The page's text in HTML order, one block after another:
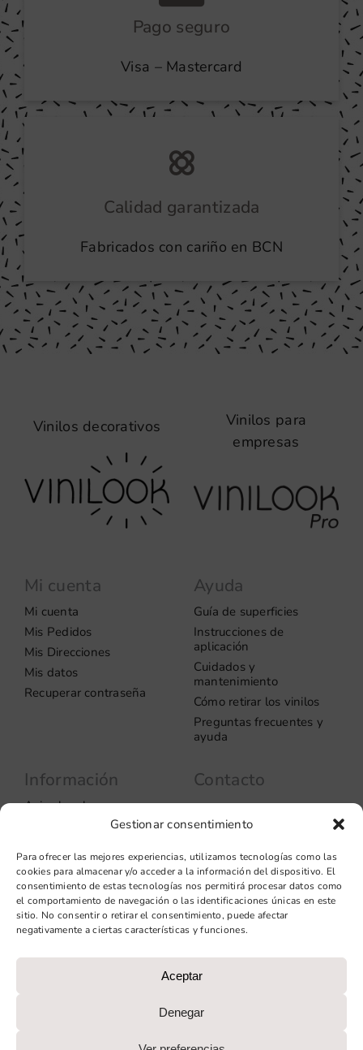
Gestionar consentimiento
Para ofrecer las mejores experiencias, utilizamos tecnologías como las
cookies para almacenar y/o acceder a la información del dispositivo. El
consentimiento de estas tecnologías nos permitirá procesar datos como
el comportamiento de navegación o las identificaciones únicas en este
sitio. No consentir o retirar el consentimiento, puede afectar
negativamente a ciertas características y funciones.
Aceptar
Denegar
Pago seguro
Visa – Mastercard
Calidad garantizada
Fabricados con cariño en BCN
Vinilos decorativos
Mi cuenta
Mi cuenta
Mis Pedidos
Mis Direcciones
Mis datos
Recuperar contraseña
Ayuda
Guía de superficies
Instrucciones de
aplicación
Cuidados y
mantenimiento
Cómo retirar los vinilos
Preguntas frecuentes y
ayuda
Información
Aviso legal
Política de privacidad
cookies
Condiciones de venta
Condiciones generales de
contratación
Diseño web: qualitystudio
Contacto
08037 – Barcelona
+34 93 706 51 69
hello@vinilook.net
Vinilos para
empresas
NEXT GENERATION (EU) DEL MECANISMO DE
RECUPERACIÓN Y RESILIENCIA